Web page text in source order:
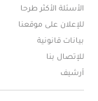
الأسئلة الأكثر طرحا
للإعلان على موقعنا
بيانات قانونية
للإتصال بنا
أرشيف